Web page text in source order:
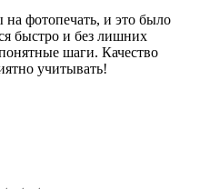
фотопечать, и это было
быстро и без лишних
шаги. Качество
учитывать!